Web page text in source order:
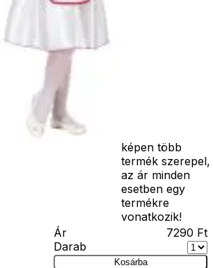
képen több
termék szerepel,
az ár minden
esetben egy
termékre
vonatkozik!
Ár
7290 Ft
Darab
Kosárba